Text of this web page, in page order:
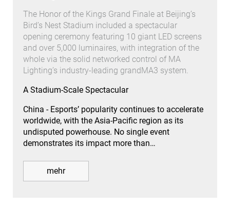
The Honor of the Kings Grand Finale at Beijing’s
Bird’s Nest Stadium included a spectacular
opening ceremony featuring 10 giant LED screens
and over 5,000 luminaires, with integration of the
whole via the solid networked control of MA
Lighting’s industry-leading grandMA3 system.
A Stadium-Scale Spectacular
China - Esports’ popularity continues to accelerate
worldwide, with the Asia-Pacific region as its
undisputed powerhouse. No single event
demonstrates its impact more than…
mehr